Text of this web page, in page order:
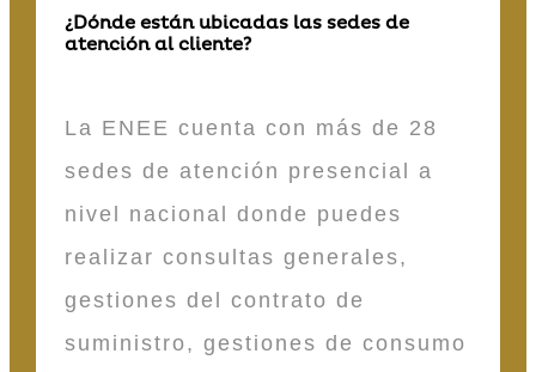
¿Dónde están ubicadas las sedes de
atención al cliente?
La ENEE cuenta con más de 28
sedes de atención presencial a
nivel nacional donde puedes
realizar consultas generales,
gestiones del contrato de
suministro, gestiones de consumo